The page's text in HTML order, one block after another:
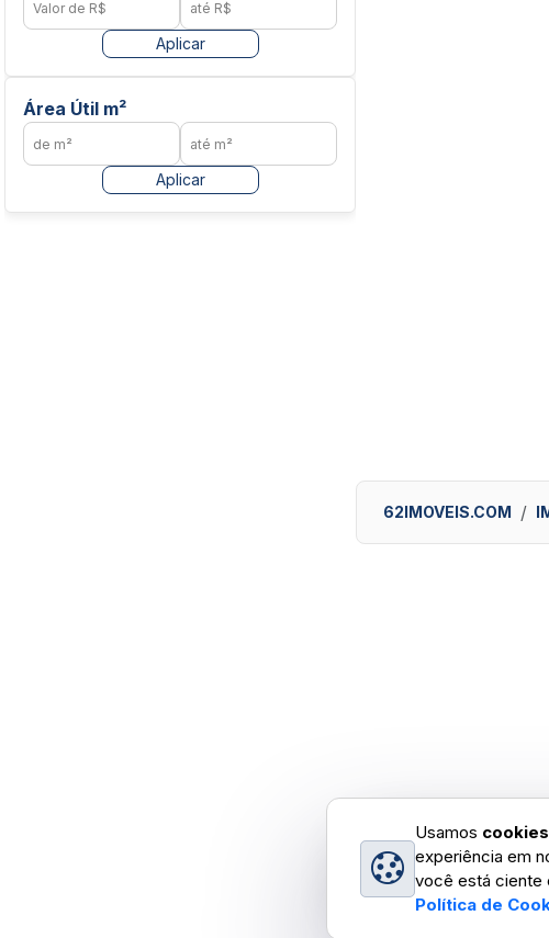
Aplicar
Área Útil m²
Aplicar
62IMOVEIS.COM
Usamos cookies
experiência em
você está ciente
Política de